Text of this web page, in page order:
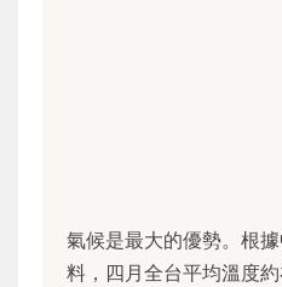
氣候是最大的優勢。根
料，四月全台平均溫度